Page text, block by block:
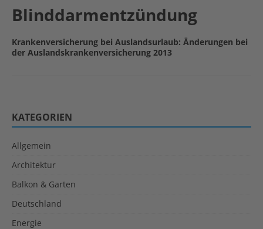
Blinddarmentzündung
Krankenversicherung bei Auslandsurlaub: Änderungen bei
der Auslandskrankenversicherung 2013
KATEGORIEN
Allgemein
Architektur
Balkon & Garten
Deutschland
Energie